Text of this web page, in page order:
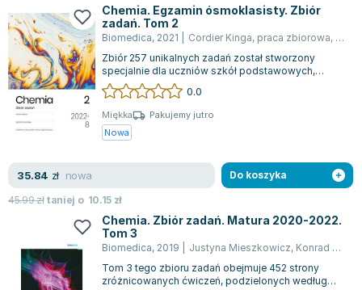
Maciej Orłoś
Jo Nesbo
Katarzyna Miller
Antoine de Saint Exupery
Lew Tołstoj
Mark Twain
Marcin Meller
ks. Piotr Pawlukiewicz
Jarosław Sokołowski
Piotr Latocha
Michael Scott
Piotr Semka
Jarosław Iwaszkiewicz
Chemia. Egzamin ósmoklasisty. Zbiór
zadań. Tom 2
Biomedica, 2021 Cordier Kinga, praca zbiorowa,
Zbiór 257 unikalnych zadań został stworzony
specjalnie dla uczniów szkół podstawowych,
którzy przygotowują się do egzaminu ósmokla...
0.0
Miękka
Pakujemy jutro
Nowa
35.84 zł nowa
45.99złtaniej o 10.15 zł
Do koszyka
Chemia. Zbiór zadań. Matura 2020-2022.
Tom 3
Biomedica, 2019 Justyna Mieszkowicz, Konrad Matras
Tom 3 tego zbioru zadań obejmuje 452 strony
zróżnicowanych ćwiczeń, podzielonych według